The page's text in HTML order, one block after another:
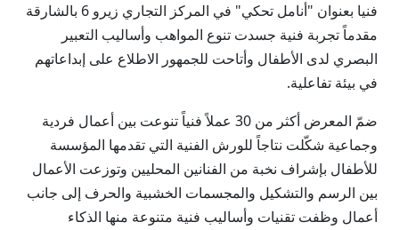
فنيا بعنوان "أنامل تحكي" في المركز التجاري زيرو 6 بالشارقة
مقدماً تجربة فنية جسدت تنوع المواهب وأساليب التعبير
البصري لدى الأطفال وأتاحت للجمهور الاطلاع على إبداعاتهم
في بيئة تفاعلية.
ضمّ المعرض أكثر من 30 عملاً فنياً تنوعت بين أعمال فردية
وجماعية شكّلت نتاجاً للورش الفنية التي تقدمها المؤسسة
للأطفال بإشراف نخبة من الفنانين المحليين وتوزعت الأعمال
بين الرسم والتشكيل والمجسمات الخشبية والحرف إلى جانب
أعمال وظفت تقنيات وأساليب فنية متنوعة منها الذكاء